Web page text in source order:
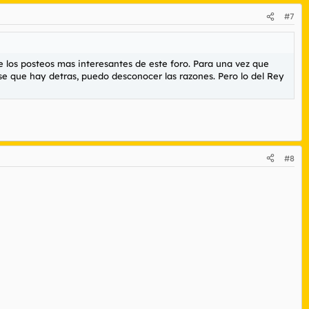
#7
posteos mas interesantes de este foro. Para una vez que
que hay detras, puedo desconocer las razones. Pero lo del Rey
#8